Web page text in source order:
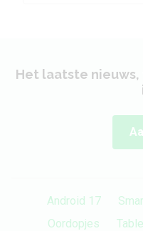
Het laatste nieuws,
Android 17
Oordopjes